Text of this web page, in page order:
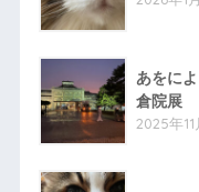
あをに
倉院展
2025年11